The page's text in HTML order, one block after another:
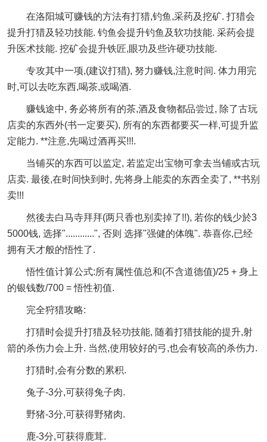
在洛阳城可赚钱的方法有打猎,钓鱼,采药及挖矿. 打猎会
提升打猎及轻功技能. 钓鱼会提升钓鱼及软功技能. 采药会提
升医术技能. 挖矿会提升铁匠,眼功及些许硬功技能.
专攻其中一项,(建议打猎), 努力赚钱,注意时间. 体力用完
时,可以去吃东西,喝茶,或喝酒.
赚钱途中, 务必将所有的茶,酒及食物都品尝过, 除了古玩
店卖的东西外(书一定要买), 所有的东西都要买一样,可提升监
定能力. **注意,先喝过酒再买!!!.
当铺买的东西可以监定, 若监定出宝物可拿去当铺或古玩
店卖. 最後,在时间快到时, 先将身上能卖的东西全卖了, **书别
卖!!!
然後去白马寺拜拜(两只香也别卖掉了!!), 若你的钱少於3
5000钱, 选择"............", 否则 选择"强健的体魄". 恭喜你,已经
拥有天才般的悟性了.
悟性值计算公式:所有属性值总和(不含道德值)/25 + 身上
的银钱数/700 = 悟性初值.
完全狩猎攻略:
打猎时会提升打猎及轻功技能, 随着打猎技能的提升,射
箭的杀伤力会上升. 当然,使用较好的弓,也会有较高的杀伤力.
打猎时,会有分数的累积.
兔子-3分,可获得兔子肉.
野猪-3分,可获得野猪肉.
鹿-3分,可获得鹿茸.